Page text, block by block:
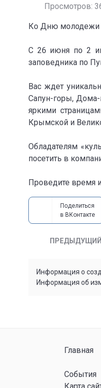
Просмотров:
Ко Дню молодежи
С 26 июня по 2
заповедника по
Вас ждет
Сапун-горы, Дома-
яркими
Крымской и
Обладателям
посетить в
Проведите время
Поделиться
в ВКонтакте
ПРЕДЫДУЩИЙ
Информация о
Информация об
Главная
События